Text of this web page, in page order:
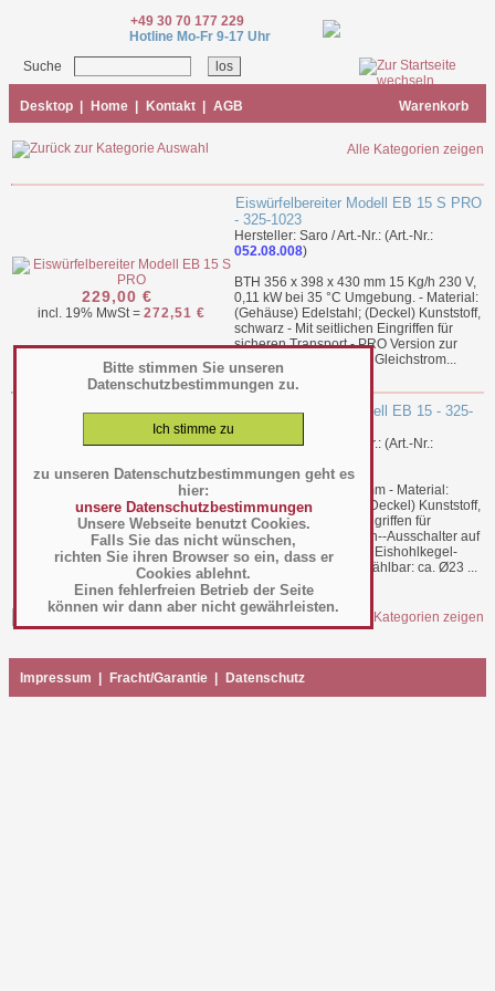
Bitte stimmen Sie unseren
Datenschutzbestimmungen zu.
zu unseren Datenschutzbestimmungen geht es
hier:
unsere Datenschutzbestimmungen
Unsere Webseite benutzt Cookies.
Falls Sie das nicht wünschen,
richten Sie ihren Browser so ein, dass er
Cookies ablehnt.
Einen fehlerfreien Betrieb der Seite
können wir dann aber nicht gewährleisten.
+49 30 70 177 229
Hotline Mo-Fr 9-17 Uhr
Suche
Desktop Home Kontakt AGB Warenkorb
Alle Kategorien zeigen
229,00 €
incl. 19% MwSt = 272,51 €
Eiswürfelbereiter Modell EB 15 S PRO
- 325-1023
Hersteller: Saro / Art.-Nr.: (Art.-Nr.:
052.08.008)
BTH 356 x 398 x 430 mm 15 Kg/h 230 V,
0,11 kW bei 35 °C Umgebung. - Material:
(Gehäuse) Edelstahl; (Deckel) Kunststoff,
schwarz - Mit seitlichen Eingriffen für
sicheren Transport - PRO Version zur
Energieeinsparung mit Gleichstrom...
mehr
259,00 €
incl. 19% MwSt =308,21 €
Eiswürfelbereiter Modell EB 15 - 325-
Hersteller: Saro / Art.-Nr.: (Art.-Nr.:
BTH 356 x 398 x 430 mm - Material:
(Gehäuse) Edelstahl; (Deckel) Kunststoff,
grau - Mit seitlichen Eingriffen für
sicheren Transport - Ein--Ausschalter auf
der Geräterückseite - 3 Eishohlkegel-
Größen über Display wählbar: ca. Ø23 ...
mehr
Alle Kategorien zeigen
Impressum Fracht/Garantie Datenschutz